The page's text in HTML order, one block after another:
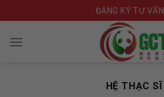
to
content
ĐĂNG KÝ TƯ VẤN
HỆ THẠC SĨ